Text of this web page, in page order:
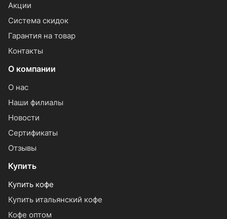
Акции
Система скидок
Гарантия на товар
Контакты
О компании
О нас
Наши филиалы
Новости
Сертификаты
Отзывы
Купить
Купить кофе
Купить итальянский кофе
Кофе оптом